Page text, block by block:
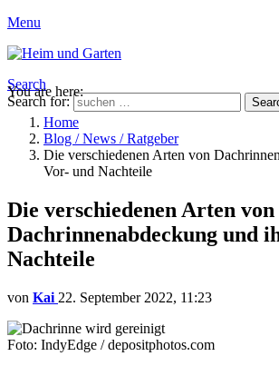
Menu
Search
Search for:
You are here:
Home
Blog / News / Ratgeber
Die verschiedenen Arten von
Vor- und Nachteile
Die verschiedenen Arten von
Dachrinnenabdeckung und
Nachteile
von Kai 22. September 2022, 11:23
Foto: IndyEdge / depositphotos.com